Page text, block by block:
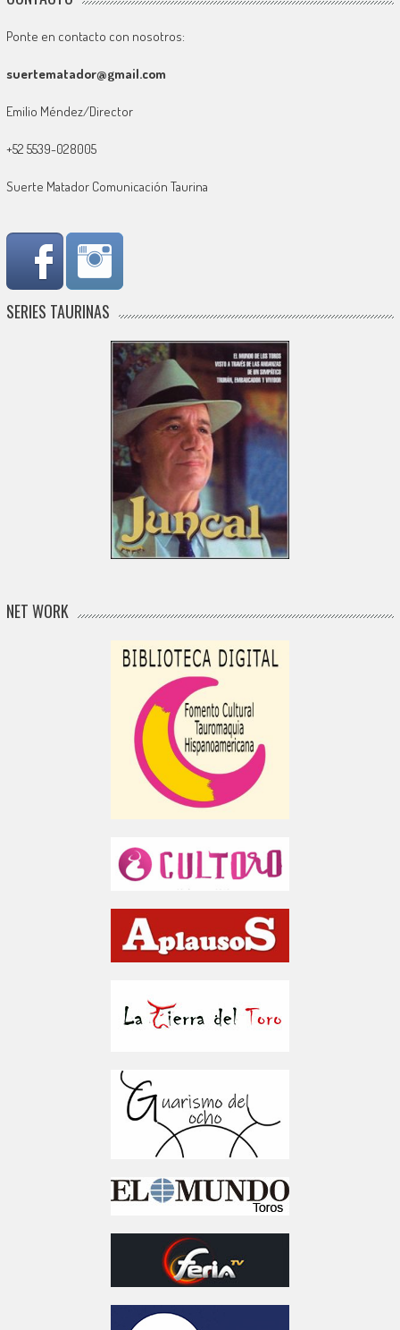
Ponte en contacto con nosotros:
suertematador@gmail.com
Emilio Méndez/Director
+52 5539-028005
Suerte Matador Comunicación Taurina
SERIES TAURINAS
NET WORK